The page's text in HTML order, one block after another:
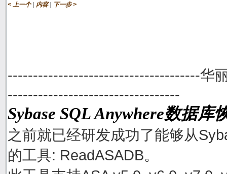
< 上一个 | 内容 | 下一步 >
--------------------------------------华
----------------------------------
Sybase SQL Anywhere数据库
之前就已经研发成功了能够从
的工具: ReadASADB。